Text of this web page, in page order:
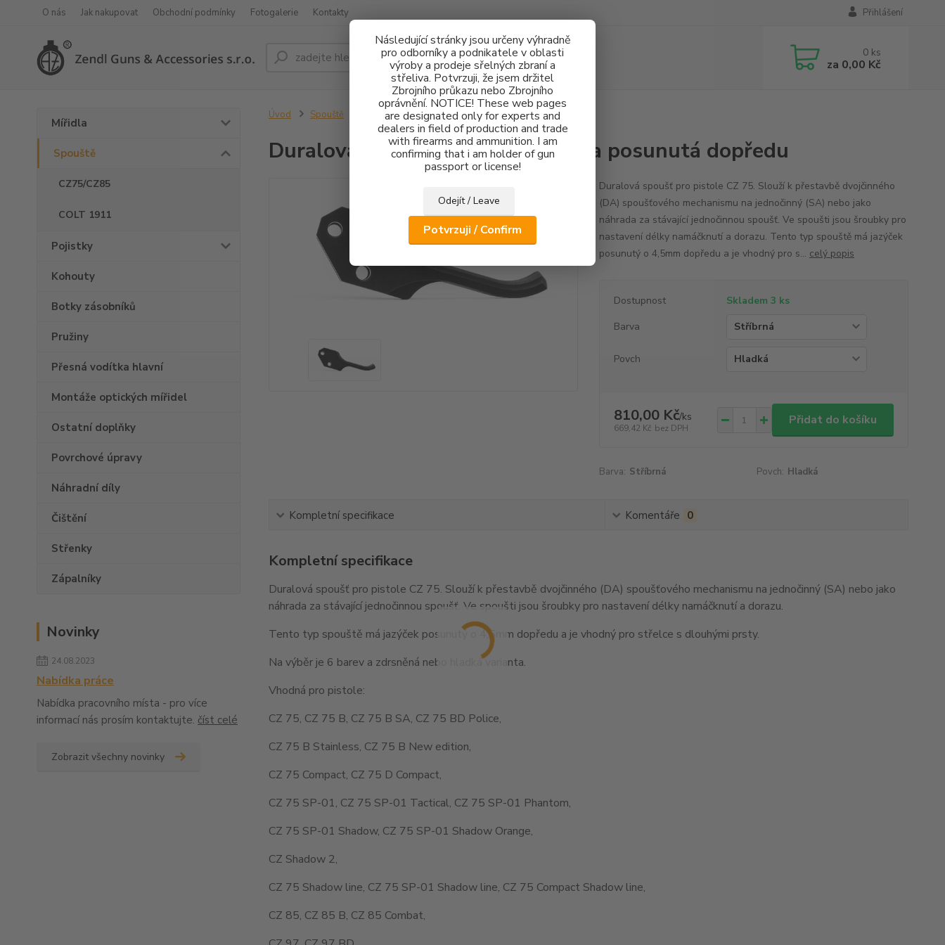
Následující stránky jsou určeny výhradně
pro odborníky a podnikatele v oblasti
výroby a prodeje sřelných zbraní a
střeliva. Potvrzuji, že jsem držitel
Zbrojního průkazu nebo Zbrojního
oprávnění. NOTICE! These web pages
are designated only for experts and
dealers in field of production and trade
with firearms and ammunition. I am
confirming that i am holder of gun
passport or license!
Odejít / Leave
Potvrzuji / Confirm
O nás Jak nakupovat Obchodní podmínky Fotogalerie Kontakty Přihlášení
Hledat 0 ks
za 0,00 Kč
Mířidla
Spouště
CZ75/CZ85
COLT 1911
Pojistky
Kohouty
Botky zásobníků
Pružiny
Přesná vodítka hlavní
Montáže optických mířidel
Ostatní doplňky
Povrchové úpravy
Náhradní díly
Čištění
Střenky
Zápalníky
Novinky
24.08.2023
Nabídka práce
Nabídka pracovního místa - pro více
informací nás prosím kontaktujte. číst celé
Zobrazit všechny novinky
Úvod Spouště Duralová spoušť CZ 75 SA - Extra posunutá dopředu
Duralová spoušť CZ 75 SA - Extra posunutá dopředu
Duralová spoušť pro pistole CZ 75. Slouží k přestavbě dvojčinného
(DA) spoušťového mechanismu na jednočinný (SA) nebo jako
náhrada za stávající jednočinnou spoušť. Ve spoušti jsou šroubky pro
nastavení délky namáčknutí a dorazu. Tento typ spouště má jazýček
posunutý o 4,5mm dopředu a je vhodný pro s... celý popis
Dostupnost
Skladem 3 ks
Barva
Povch
810,00 Kč/ks
669,42 Kč bez DPH
Přidat do košíku
Barva: Stříbrná Povch: Hladká
Kompletní specifikace Komentáře 0
Kompletní specifikace
Duralová spoušť pro pistole CZ 75. Slouží k přestavbě dvojčinného (DA) spoušťového mechanismu na jednočinný (SA) nebo jako
náhrada za stávající jednočinnou spoušť. Ve spoušti jsou šroubky pro nastavení délky namáčknutí a dorazu.
Tento typ spouště má jazýček posunutý o 4,5mm dopředu a je vhodný pro střelce s dlouhými prsty.
Na výběr je 6 barev a zdrsněná nebo hladká varianta.
Vhodná pro pistole:
CZ 75, CZ 75 B, CZ 75 B SA, CZ 75 BD Police,
CZ 75 B Stainless, CZ 75 B New edition,
CZ 75 Compact, CZ 75 D Compact,
CZ 75 SP-01, CZ 75 SP-01 Tactical, CZ 75 SP-01 Phantom,
CZ 75 SP-01 Shadow, CZ 75 SP-01 Shadow Orange,
CZ Shadow 2,
CZ 75 Shadow line, CZ 75 SP-01 Shadow line, CZ 75 Compact Shadow line,
CZ 85, CZ 85 B, CZ 85 Combat,